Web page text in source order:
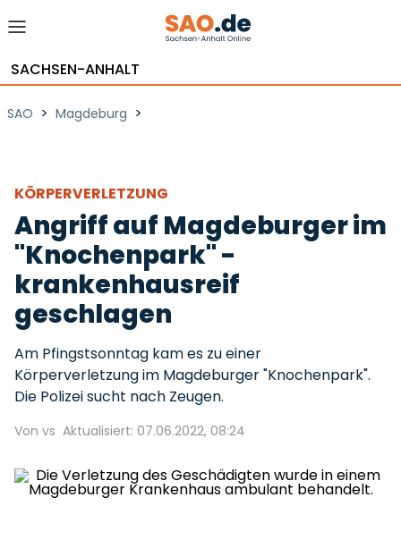
SACHSEN-ANHALT
SAO > Magdeburg >
KÖRPERVERLETZUNG
Angriff auf Magdeburger im
"Knochenpark" -
krankenhausreif
geschlagen
Am Pfingstsonntag kam es zu einer
Körperverletzung im Magdeburger "Knochenpark".
Die Polizei sucht nach Zeugen.
Von vs Aktualisiert: 07.06.2022, 08:24